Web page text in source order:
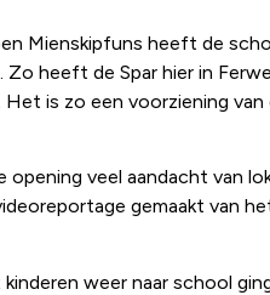
Mienskipfuns heeft de
Zo heeft de Spar hier in
is zo een voorziening
veel aandacht van
gemaakt van
weer naar school